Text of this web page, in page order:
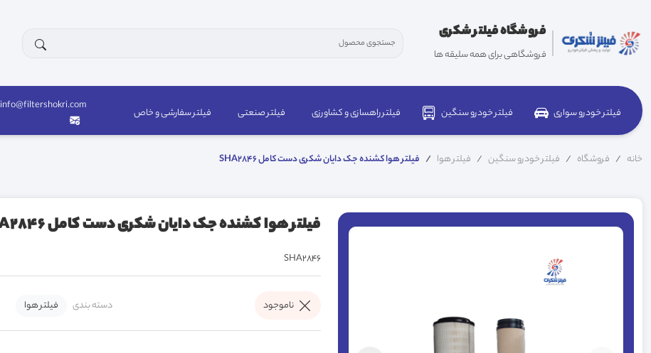
فروشگاه فیلتر شکری
فروشگاهی برای همه سلیقه ها
فیلتر خودرو سواری فیلتر خودرو سنگین فیلتر راهسازی و کشاورزی فیلتر صنعتی فیلتر سفارشی و خاص
info@filtershokri.com
خانه فروشگاه فیلتر خودرو سنگین فیلتر هوا فیلتر هوا کشنده جک دایان شکری دست کامل SHA2846
فیلتر هوا کشنده جک دایان شکری دست کامل SHA2846
SHA2846
ناموجود دسته بندی فیلتر هوا